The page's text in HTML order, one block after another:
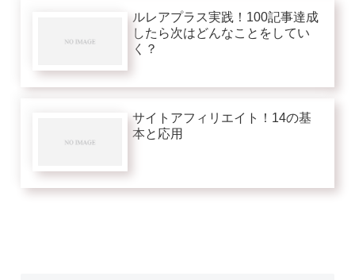
ルレアプラス実践！100記事達成
したら次はどんなことをしてい
く？
サイトアフィリエイト！14の基
本と応用